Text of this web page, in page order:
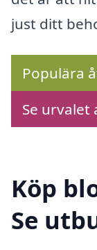
just ditt
Populära
Se
Köp
Se